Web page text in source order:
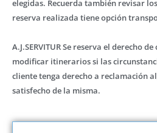
elegidas. Recuerda también revisar
reserva realizada tiene opción
A.J.SERVITUR Se reserva el derecho
modificar itinerarios si las
cliente tenga derecho a reclamación
satisfecho de la misma.